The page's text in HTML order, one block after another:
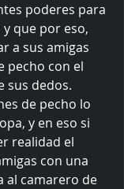
poderes para
que por eso,
a sus amigas
pecho con el
sus dedos.
de pecho lo
y en eso si
realidad el
con una
al camarero de